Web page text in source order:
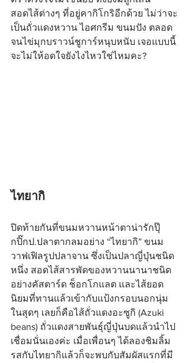
สอดไส้ต่างๆ ที่อยู่คากิโกริอีกด้วย ไม่ว่าจะ
เป็นถั่วแดงหวาน ไอศกรีม ขนมปัง ตลอด
จนไข่มุกบราวน์ชูการ์หนุบหนับ เจอแบบนี้
จะไม่ให้อดใจยังไงไหวใช่ไหมคะ?
ไทยากิ
ปิดท้ายกันที่ขนมหวานหน้าตาน่ารักปุ๊
กปิ๊กป.ปลาตากลมอย่าง “ไทยากิ” ขนม
วาฟเฟิลรูปปลาจาน ซึ่งเป็นปลาญี่ปุ่นชนิด
หนึ่ง สอดไส้สารพัดของหวานนานาชนิด
อย่างคัสตาร์ด ช็อกโกแลต และไส้ยอด
นิยมที่ทานแล้วเข้ากับแป้งกรอบนอกนุ่ม
ในสุดๆ เลยก็คือไส้ถั่วแดงอะซูกิ (Azuki
beans) ถั่วแดงสายพันธุ์ญี่ปุ่นบดแล้วนำไป
เชื่อมนั่นเองค่ะ เมื่อเพื่อนๆ ได้ลองชิมลิ้ม
รสกับไทยากิแล้วก็จะพบกับสัมผัสแรกที่มี